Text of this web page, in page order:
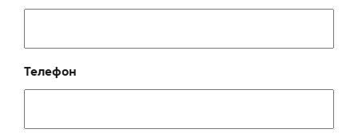
Телефон